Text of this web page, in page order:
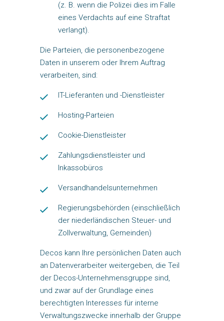
(z. B. wenn die Polizei dies im Falle
eines Verdachts auf eine Straftat
verlangt).
Die Parteien, die personenbezogene
Daten in unserem oder Ihrem Auftrag
verarbeiten, sind:
IT-Lieferanten und -Dienstleister
Hosting-Parteien
Cookie-Dienstleister
Zahlungsdienstleister und
Inkassobüros
Versandhandelsunternehmen
Regierungsbehörden (einschließlich
der niederländischen Steuer- und
Zollverwaltung, Gemeinden)
Decos kann Ihre persönlichen Daten auch
an Datenverarbeiter weitergeben, die Teil
der Decos-Unternehmensgruppe sind,
und zwar auf der Grundlage eines
berechtigten Interesses für interne
Verwaltungszwecke innerhalb der Gruppe